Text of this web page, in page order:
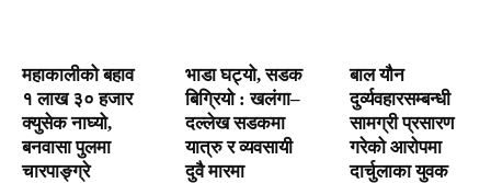
महाकालीको बहाव
१ लाख ३० हजार
क्युसेक नाघ्यो,
बनवासा पुलमा
चारपाङ्ग्रे
भाडा घट्यो, सडक
बिग्रियो : खलंगा–
दल्लेख सडकमा
यात्रु र व्यवसायी
दुवै मारमा
बाल यौन
दुर्व्यवहारसम्बन्धी
सामग्री प्रसारण
गरेको आरोपमा
दार्चुलाका युवक